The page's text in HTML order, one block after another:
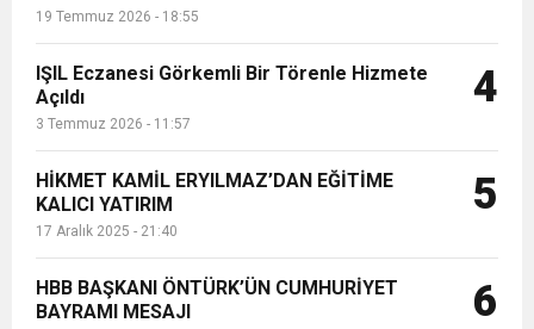
19 Temmuz 2026 - 18:55
IŞIL Eczanesi Görkemli Bir Törenle Hizmete
Açıldı
3 Temmuz 2026 - 11:57
4
HİKMET KAMİL ERYILMAZ’DAN EĞİTİME
KALICI YATIRIM
17 Aralık 2025 - 21:40
5
HBB BAŞKANI ÖNTÜRK’ÜN CUMHURİYET
BAYRAMI MESAJI
6